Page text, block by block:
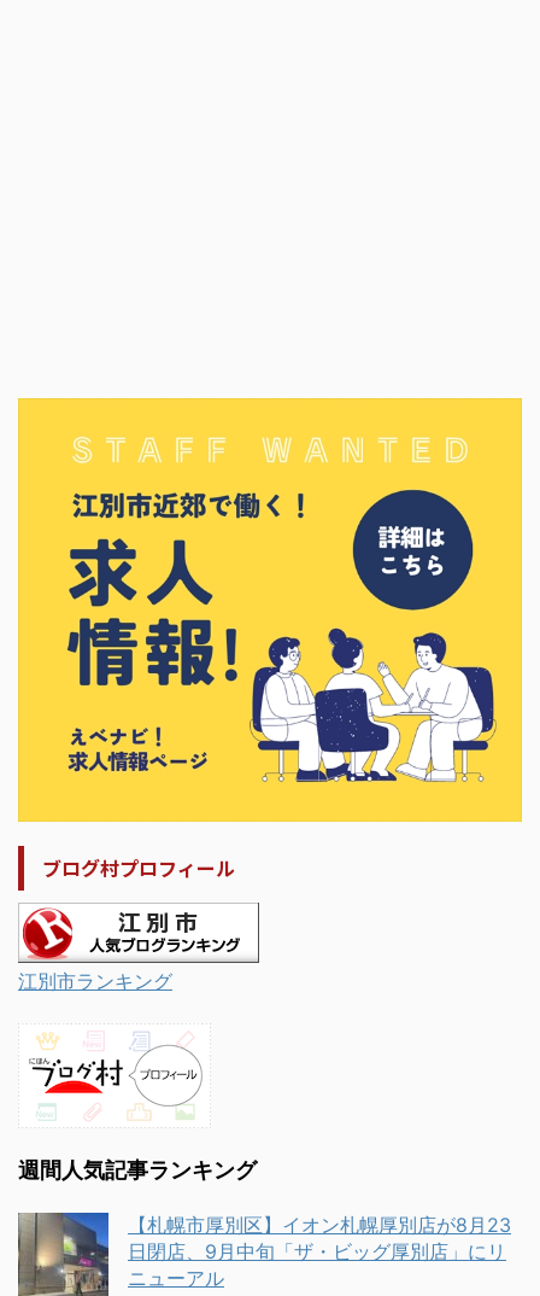
ブログ村プロフィール
江別市ランキング
週間人気記事ランキング
【札幌市厚別区】イオン札幌厚別店が8月23
日閉店、9月中旬「ザ・ビッグ厚別店」にリ
ニューアル